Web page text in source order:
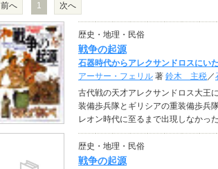
前へ 1 次へ
歴史・地理・民俗
戦争の起源
石器時代からアレクサンドロスにい
アーサー・フェリル 著 鈴木 主税／
古代戦の天才アレクサンドロス大王
装備歩兵隊とギリシアの重装備歩兵
レオン時代に至るまで出現しなかった
歴史・地理・民俗
戦争の起源